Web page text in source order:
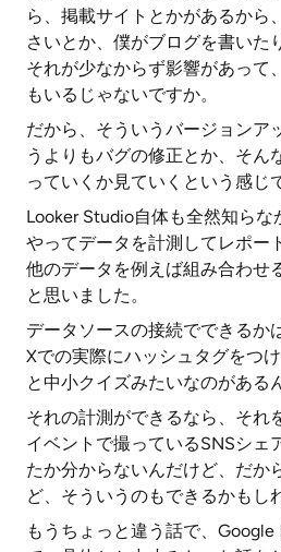
ら、掲載サイトとかがあるから
さいとか、僕がブログを書いた
それが少なからず影響があって
もいるじゃないですか。
だから、そういうバージョンア
うよりもバグの修正とか、そん
っていくか見ていくという感じ
Looker Studio自体も全然知らな
やってデータを計測してレポー
他のデータを例えば組み合わせ
と思いました。
データソースの接続でできるか
Xでの実際にハッシュタグをつ
と中小クイズみたいなのがある
それの計測ができるなら、それ
イベントで撮っているSNSシェ
たか分からないんだけど、だか
ど、そういうのもできるかもし
もうちょっと違う話で、